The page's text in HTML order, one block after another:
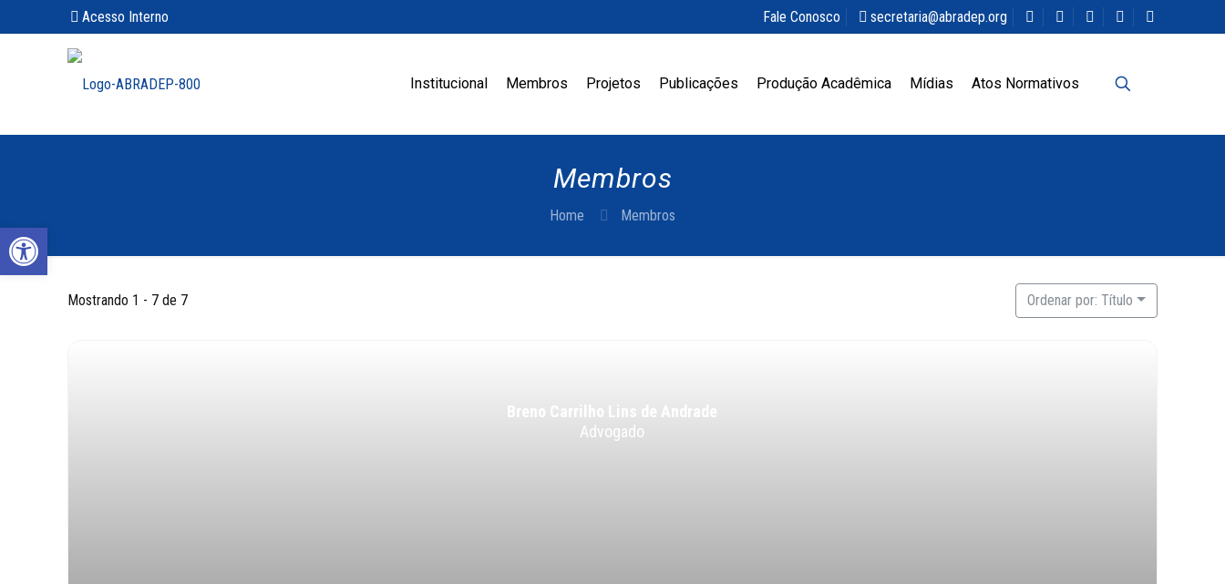
Acesso Interno Fale Conosco secretaria@abradep.org
Institucional Membros Projetos Publicações Produção Acadêmica Mídias Atos Normativos
Membros
Home Membros
Mostrando 1 - 7 de 7 Ordenar por: Título
Breno Carrilho Lins de Andrade
Advogado
Abrir a barra de ferramentas